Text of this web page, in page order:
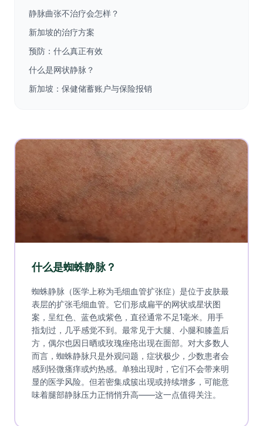
静脉曲张不治疗会怎样？
新加坡的治疗方案
预防：什么真正有效
什么是网状静脉？
新加坡：保健储蓄账户与保险报销
什么是蜘蛛静脉？
蜘蛛静脉（医学上称为毛细血管扩张症）是位于皮肤最
表层的扩张毛细血管。它们形成扁平的网状或星状图
案，呈红色、蓝色或紫色，直径通常不足1毫米。用手
指划过，几乎感觉不到。最常见于大腿、小腿和膝盖后
方，偶尔也因日晒或玫瑰痤疮出现在面部。对大多数人
而言，蜘蛛静脉只是外观问题，症状极少，少数患者会
感到轻微瘙痒或灼热感。单独出现时，它们不会带来明
显的医学风险。但若密集成簇出现或持续增多，可能意
味着腿部静脉压力正悄悄升高——这一点值得关注。